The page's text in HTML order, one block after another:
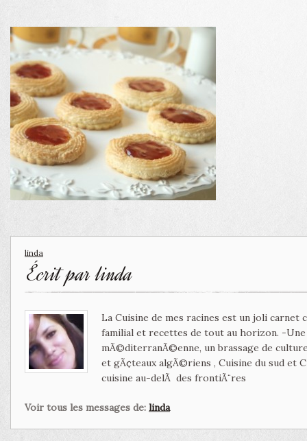
linda
Écrit parlinda
La Cuisine de mes racines est un joli
familial et recettes de tout au horizon. -
mÃ©diterranÃ©enne, un brassage de
et gÃ¢teaux algÃ©riens , Cuisine du sud et
cuisine au-delÃ des frontiÃ¨res
Voir tous les messages de: linda